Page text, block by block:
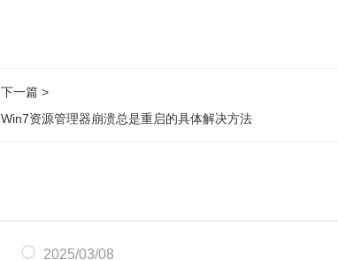
下一篇 >
Win7资源管理器崩溃总是重启的具体解决方法
2025/03/08